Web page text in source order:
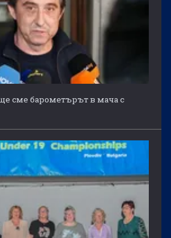
сме барометърът в мача с